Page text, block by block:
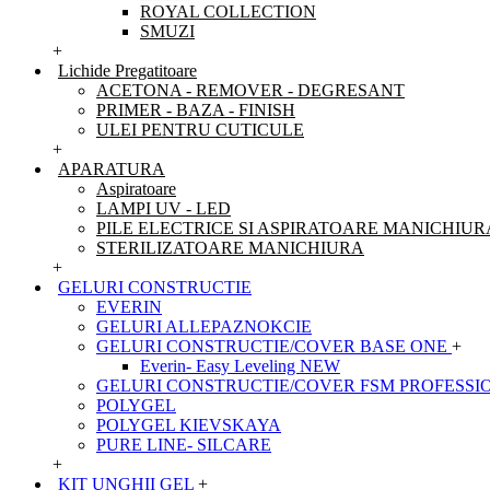
ROYAL COLLECTION
SMUZI
+
Lichide Pregatitoare
ACETONA - REMOVER - DEGRESANT
PRIMER - BAZA - FINISH
ULEI PENTRU CUTICULE
+
APARATURA
Aspiratoare
LAMPI UV - LED
PILE ELECTRICE SI ASPIRATOARE
STERILIZATOARE MANICHIURA
+
GELURI CONSTRUCTIE
EVERIN
GELURI ALLEPAZNOKCIE
GELURI CONSTRUCTIE/COVER BASE ONE +
Everin- Easy Leveling NEW
GELURI CONSTRUCTIE/COVER FSM
POLYGEL
POLYGEL KIEVSKAYA
PURE LINE- SILCARE
+
KIT UNGHII GEL +